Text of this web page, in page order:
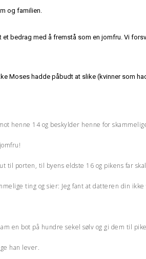
og familien.
bedrag med å fremstå som en jomfru. Vi
Moses hadde påbudt at slike (kvinner som
henne 14 og beskylder henne for
til porten, til byens eldste 16 og pikens far
ting og sier: Jeg fant at datteren din
en bot på hundre sekel sølv og gi dem til
han lever.